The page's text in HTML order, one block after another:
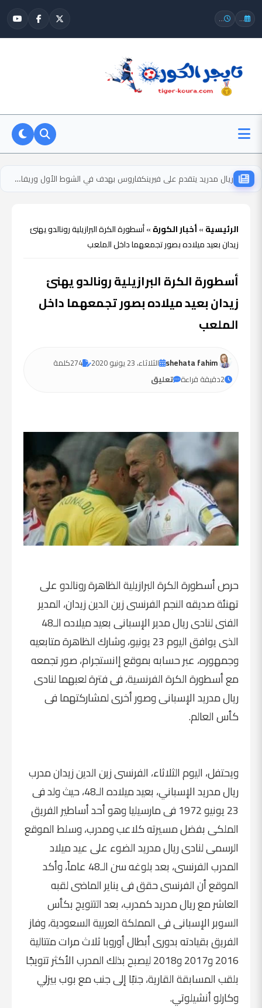
...
...
ريال مدريد يتقدم على فيرينكفاروس بهدف في الشوط الأول وريفاس يسجل
الرئيسية»أخبار الكورة»أسطورة الكرة البرازيلية رونالدو يهنئ
زيدان بعيد ميلاده بصور تجمعهما داخل الملعب
أسطورة الكرة البرازيلية رونالدو يهنئ
زيدان بعيد ميلاده بصور تجمعهما داخل
الملعب
shehata fahim الثلاثاء، 23 يونيو 2020 274كلمة
2دقيقة قراءة تعليق
حرص أسطورة الكرة البرازيلية الظاهرة رونالدو على
تهنئة صديقه النجم الفرنسى زين الدين زيدان، المدير
الفنى لنادى ريال مدير الإسبانى بعيد ميلاده الـ48
الذى يوافق اليوم 23 يونيو، وشارك الظاهرة متابعيه
وجمهوره، عبر حسابه بموقع إانستجرام، صور تجمعه
مع أسطورة الكرة الفرنسية، فى فترة لعبهما لنادى
ريال مدريد الإسبانى وصور أخرى لمشاركتهما فى
كأس العالم.
ويحتفل، اليوم الثلاثاء، الفرنسى زين الدين زيدان مدرب
ريال مدريد الإسباني، بعيد ميلاده الـ48، حيث ولد فى
23 يونيو 1972 فى مارسيليا وهو أحد أساطير الفريق
الملكى بفضل مسيرته كلاعب ومدرب، وسلط الموقع
الرسمى لنادى ريال مدريد الضوء على عيد ميلاد
المدرب الفرنسى، بعد بلوغه سن الـ48 عاماً، وأكد
الموقع أن الفرنسى حقق فى يناير الماضى لقبه
العاشر مع ريال مدريد كمدرب، بعد التتويج بكأس
السوبر الإسبانى فى المملكة العربية السعودية، وفاز
الفريق بقيادته بدورى أبطال أوروبا ثلاث مرات متتالية
2016 و2017 و2018 ليصبح بذلك المدرب الأكثر تتويجًا
بلقب المسابقة القارية، جنبًا إلى جنب مع بوب بيزلي
وكارلو أنشيلوتي.